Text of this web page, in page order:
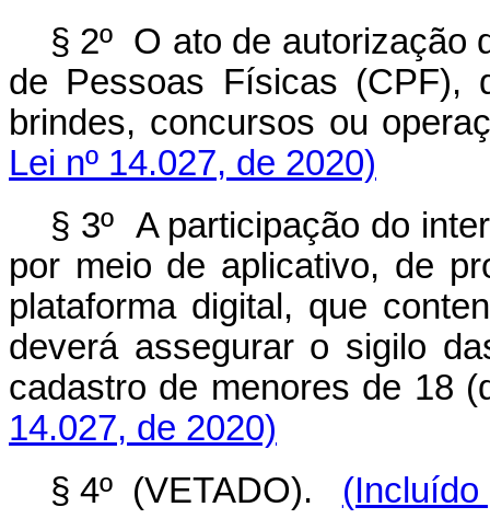
§ 2º O ato de autorização
de Pessoas Físicas (CPF),
brindes, concursos ou
Lei nº 14.027, de 2020)
§ 3º A participação do
por meio de aplicativo, de
plataforma digital, que
deverá assegurar o sigilo
cadastro de menores de 18
14.027, de 2020)
§ 4º (VETADO).
(Incluído